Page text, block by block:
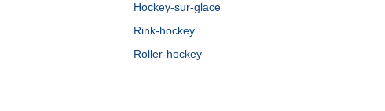
Hockey-sur-glace
Rink-hockey
Roller-hockey